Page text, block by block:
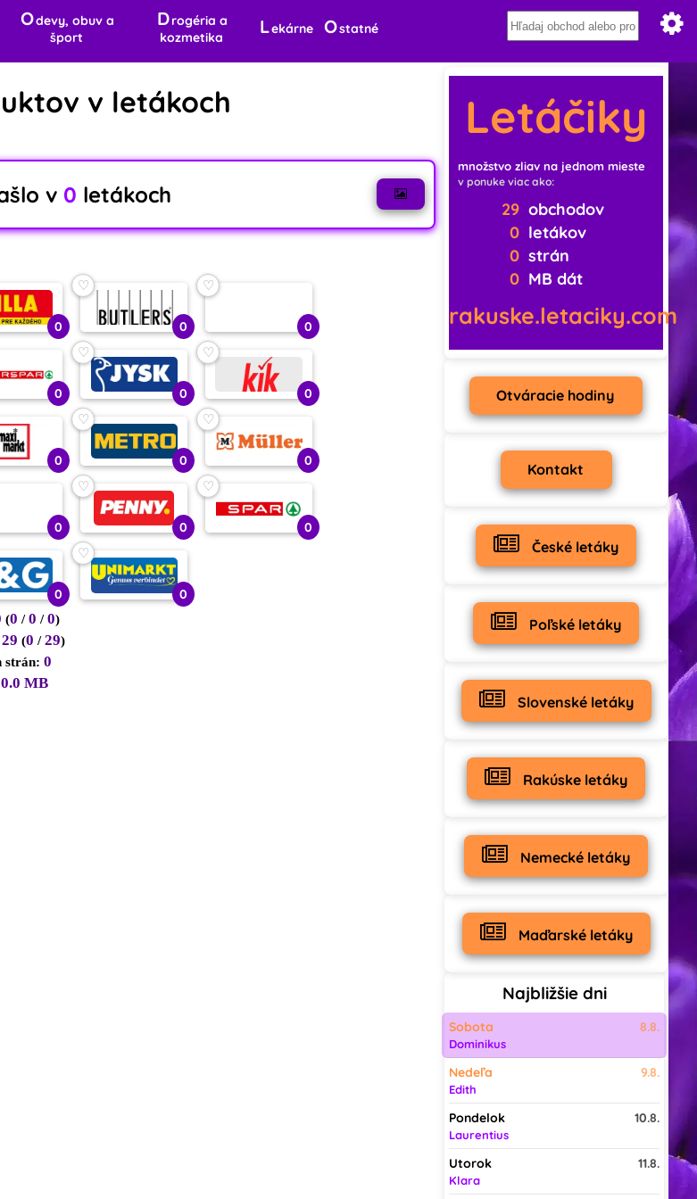
Odevy, obuv a
šport
Drogéria a
kozmetika
Lekárne Ostatné
v letákoch
v 0 letákoch
0 0
♡
0
♡
0 0
♡
0
♡
0 0
♡
0
♡
0 0
♡
0
♡
0 0
♡
(0 /0 /0)
29 (0 /29)
strán: 0
0.0 MB
Letáčiky
množstvo zliav na jednom mieste
v ponuke viac ako:
29 obchodov
0 letákov
0 strán
0 MB dát
rakuske.letaciky.com
Otváracie hodiny
Kontakt
České letáky
Poľské letáky
Slovenské letáky
Rakúske letáky
Nemecké letáky
Maďarské letáky
Najbližšie dni
Sobota 8.8.
Dominikus
Nedeľa 9.8.
Edith
Pondelok 10.8.
Laurentius
Utorok 11.8.
Klara